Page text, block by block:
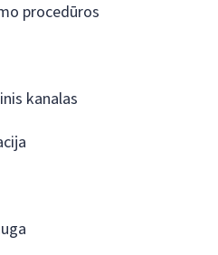
procedūros
kanalas